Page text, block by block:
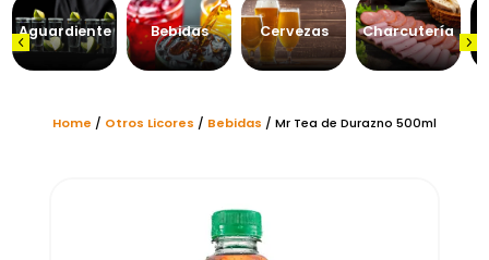
Aguardiente Bebidas Cervezas Charcutería
Home / Otros Licores / Bebidas / Mr Tea de Durazno 500ml